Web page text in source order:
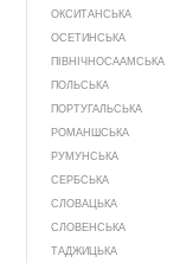
ОКСИТАНСЬКА
ОСЕТИНСЬКА
ПІВНІЧНОСААМСЬКА
ПОЛЬСЬКА
ПОРТУГАЛЬСЬКА
РОМАНШСЬКА
РУМУНСЬКА
СЕРБСЬКА
СЛОВАЦЬКА
СЛОВЕНСЬКА
ТАДЖИЦЬКА